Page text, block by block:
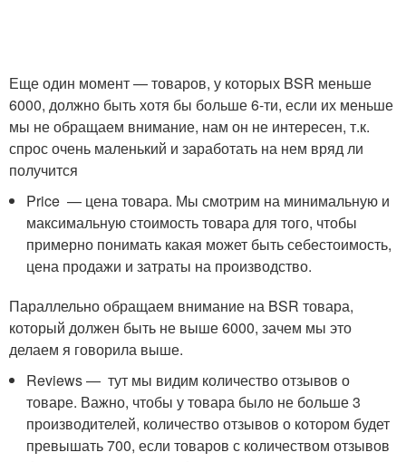
Еще один момент — товаров, у которых BSR меньше
6000, должно быть хотя бы больше 6-ти, если их меньше
мы не обращаем внимание, нам он не интересен, т.к.
спрос очень маленький и заработать на нем вряд ли
получится
Price — цена товара. Мы смотрим на минимальную и
максимальную стоимость товара для того, чтобы
примерно понимать какая может быть себестоимость,
цена продажи и затраты на производство.
Параллельно обращаем внимание на BSR товара,
который должен быть не выше 6000, зачем мы это
делаем я говорила выше.
Reviews — тут мы видим количество отзывов о
товаре. Важно, чтобы у товара было не больше 3
производителей, количество отзывов о котором будет
превышать 700, если товаров с количеством отзывов